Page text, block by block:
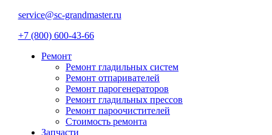
service@sc-grandmaster.ru
+7 (800) 600-43-66
Ремонт
Ремонт гладильных систем
Ремонт отпаривателей
Ремонт парогенераторов
Ремонт гладильных прессов
Ремонт пароочистителей
Стоимость ремонта
Запчасти